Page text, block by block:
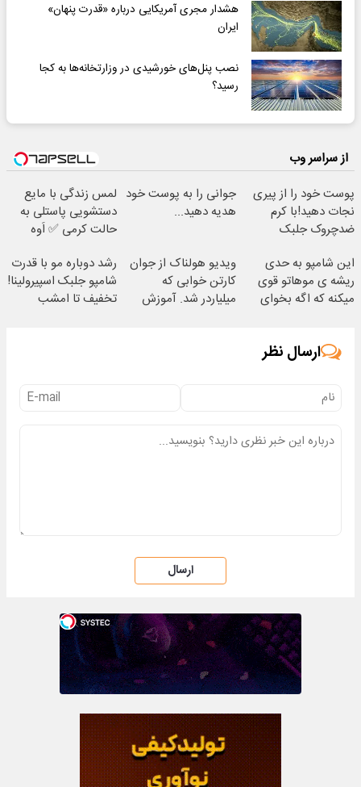
هشدار مجری آمریکایی درباره «قدرت پنهان»
ایران
نصب پنل‌های خورشیدی در وزارتخانه‌ها به کجا
رسید؟
از سراسر وب
پوست خود را از پیری
نجات دهید!با کرم
ضدچروک جلبک
جوانی را به پوست خود
هدیه دهید...
لمس زندگی با مایع
دستشویی پاستلی به
حالت کرمی ✅ اَوه
این شامپو به حدی
ریشه ی موهاتو قوی
میکنه که اگه بخوای
ویدیو هولناک از جوان
کارتن خوابی که
میلیاردر شد. آموزش
رشد دوباره مو با قدرت
شامپو جلبک اسپیرولینا!
تخفیف تا امشب
ارسال نظر
ارسال